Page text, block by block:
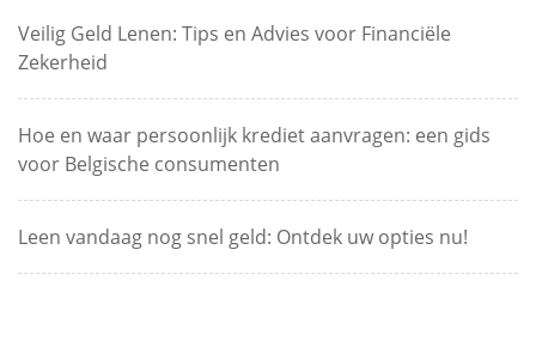
Veilig Geld Lenen: Tips en Advies voor Financiële
Zekerheid
Hoe en waar persoonlijk krediet aanvragen: een gids
voor Belgische consumenten
Leen vandaag nog snel geld: Ontdek uw opties nu!